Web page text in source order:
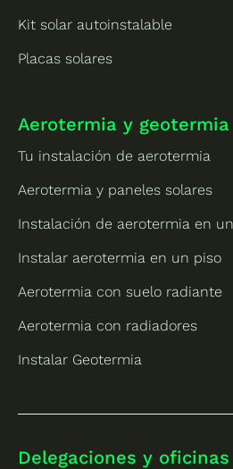
Kit solar autoinstalable
Placas solares
Aerotermia y geotermia
Tu instalación de aerotermia
Aerotermia y paneles solares
Instalación de aerotermia en
Instalar aerotermia en un piso
Aerotermia con suelo radiante
Aerotermia con radiadores
Instalar Geotermia
Delegaciones y oficinas